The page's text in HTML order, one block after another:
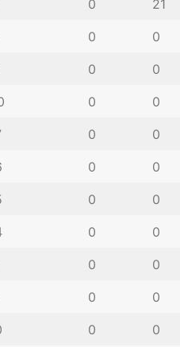
0 21
0 0
0 0
0 0
0 0
0 0
0 0
0 0
0 0
0 0
0 0